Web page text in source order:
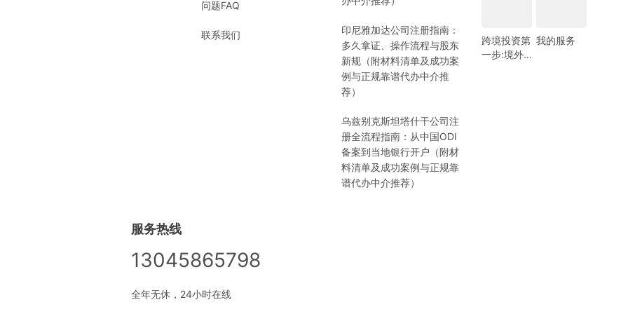
问题FAQ
联系我们
印尼雅加达公司注册指南：
多久拿证、操作流程与股东
新规（附材料清单及成功案
例与正规靠谱代办中介推
荐）
乌兹别克斯坦塔什干公司注
册全流程指南：从中国ODI
备案到当地银行开户（附材
料清单及成功案例与正规靠
谱代办中介推荐）
跨境投资第
一步:境外
我的服务
服务热线
13045865798
全年无休，24小时在线